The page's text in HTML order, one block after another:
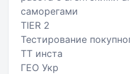
саморегами
TIER 2
Тестирование
ТТ инста
ГЕО Укр